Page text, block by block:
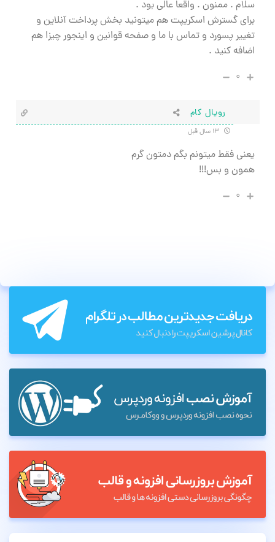
سلام . ممنون . واقعا عالی بود .
برای گسترش اسکریپت هم میتونید بخش پرداخت آنلاین و
تغییر پسورد و تماس با ما و صفحه قوانین و اینجور چیزا هم
اضافه کنید .
۰
رويال كام
يعني فقط ميتونم بگم دمتون گرم
همون و بس!!!
۰